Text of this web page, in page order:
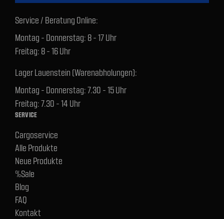
Service / Beratung Online:
Montag - Donnerstag: 8 - 17 Uhr
Freitag: 8 - 16 Uhr
Lager Lauenstein (Warenabholungen):
Montag - Donnerstag: 7.30 - 15 Uhr
Freitag: 7.30 - 14 Uhr
SERVICE
Cargoservice
Alle Produkte
Neue Produkte
%Sale
Blog
FAQ
Kontakt